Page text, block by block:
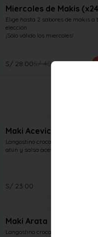
Miercoles de Makis
Elige hasta 2 sabores de makis a
elección
¡Sólo válido los miercoles!
S/ 28.00S/ 40.00
Maki Acevichado
Langostino crocante, palta, en el top
atún y salsa acevichada (12
S/ 23.00
Maki Arata
Langostino crocante, palta, pepino y